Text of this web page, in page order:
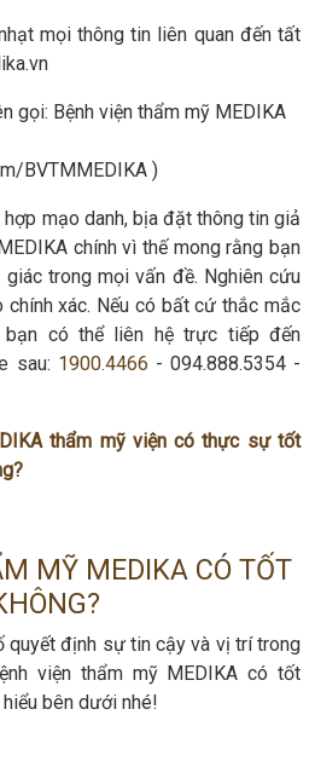
mọi thông tin liên quan đến tất
gọi: Bệnh viện thẩm mỹ MEDIKA
BVTMMEDIKA )
mạo danh, bịa đặt thông tin giả
chính vì thế mong rằng bạn
giác trong mọi vấn đề. Nghiên cứu
xác. Nếu có bất cứ thắc mắc
có thể liên hệ trực tiếp đến
sau: 1900.4466 - 094.888.5354 -
thẩm mỹ viện có thực sự tốt
MỸ MEDIKA CÓ TỐT
quyết định sự tin cậy và vị trí trong
viện thẩm mỹ MEDIKA có tốt
bên dưới nhé!